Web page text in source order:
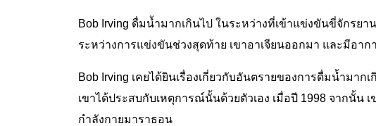
Bob Irving ดื่มน้ำมากเกินไป ในระหว่างที่เข้าแข่งขันขี่จักรยา
ระหว่างการแข่งขันช่วงสุดท้าย เขาอาเจียนออกมา และมีอา
Bob Irving เคยได้ยินเรื่องเกี่ยวกับอันตรายของการดื่มน้ำมาก
เขาได้ประสบกับเหตุการณ์นั้นด้วยตัวเอง เมื่อปี 1998 จากนั้น
กำลังกายมาราธอน